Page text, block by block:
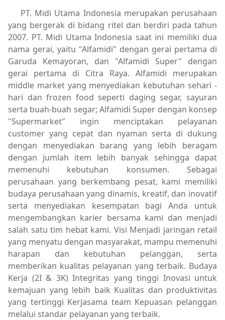
PT. Midi Utama Indonesia merupakan perusahaan
yang bergerak di bidang ritel dan berdiri pada tahun
2007. PT. Midi Utama Indonesia saat ini memiliki dua
nama gerai, yaitu "Alfamidi" dengan gerai pertama di
Garuda Kemayoran, dan "Alfamidi Super" dengan
gerai pertama di Citra Raya. Alfamidi merupakan
middle market yang menyediakan kebutuhan sehari -
hari dan frozen food seperti daging segar, sayuran
serta buah-buah segar; Alfamidi Super dengan konsep
"Supermarket" ingin menciptakan pelayanan
customer yang cepat dan nyaman serta di dukung
dengan menyediakan barang yang lebih beragam
dengan jumlah item lebih banyak sehingga dapat
memenuhi kebutuhan konsumen. Sebagai
perusahaan yang berkembang pesat, kami memiliki
budaya perusahaan yang dinamis, kreatif, dan inovatif
serta menyediakan kesempatan bagi Anda untuk
mengembangkan karier bersama kami dan menjadi
salah satu tim hebat kami. Visi Menjadi jaringan retail
yang menyatu dengan masyarakat, mampu memenuhi
harapan dan kebutuhan pelanggan, serta
memberikan kualitas pelayanan yang terbaik. Budaya
Kerja (2I & 3K) Integritas yang tinggi Inovasi untuk
kemajuan yang lebih baik Kualitas dan produktivitas
yang tertinggi Kerjasama team Kepuasan pelanggan
melalui standar pelayanan yang terbaik.